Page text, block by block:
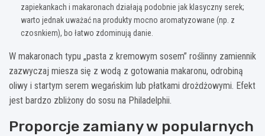
zapiekankach i makaronach działają podobnie jak klasyczny serek;
warto jednak uważać na produkty mocno aromatyzowane (np. z
czosnkiem), bo łatwo zdominują danie.
W makaronach typu „pasta z kremowym sosem” roślinny zamiennik
zazwyczaj miesza się z wodą z gotowania makaronu, odrobiną
oliwy i startym serem wegańskim lub płatkami drożdżowymi. Efekt
jest bardzo zbliżony do sosu na Philadelphii.
Proporcje zamiany w popularnych